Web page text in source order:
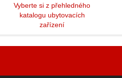
Vyberte si z přehledného
katalogu ubytovacích
zařízení